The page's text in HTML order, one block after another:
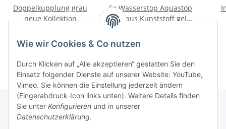
Wie wir Cookies & Co nutzen
Durch Klicken auf „Alle akzeptieren“ gestatten Sie den
Einsatz folgender Dienste auf unserer Website: YouTube,
Vimeo. Sie können die Einstellung jederzeit ändern
(Fingerabdruck-Icon links unten). Weitere Details finden
Sie unter Konfigurieren und in unserer
Datenschutzerklärung.
Doppelkupplung grau
neue Kollektion
5x Wasserstop Aquastop
1/2" aus Kunststoff gelb